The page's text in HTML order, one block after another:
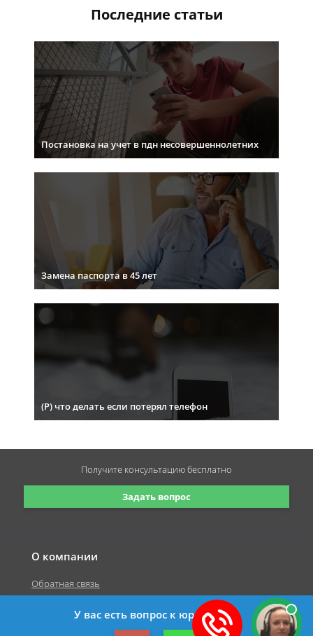
Последние статьи
Постановка на учет в пдн несовершеннолетних
Замена паспорта в 45 лет
(Р) что делать если потерял телефон
О компании
Обратная связь
©2019-2026 Все права защищены.
Задать вопрос
Получите консультациюбесплатно
У вас есть вопрос к юристу?